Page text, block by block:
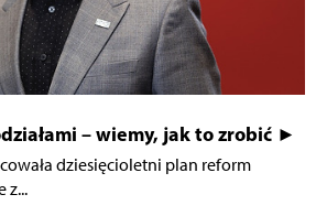
– wiemy, jak to zrobić ►
dziesięcioletni plan reform
z...